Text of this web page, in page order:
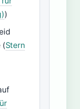
)
(Stern